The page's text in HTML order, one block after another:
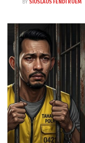
BY SIUSLAUS FENDI RUEM